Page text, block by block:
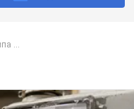
...